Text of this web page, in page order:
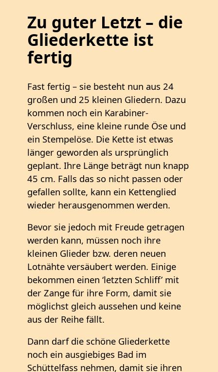
Zu guter Letzt – die
Gliederkette ist
fertig
Fast fertig – sie besteht nun aus 24
großen und 25 kleinen Gliedern. Dazu
kommen noch ein Karabiner-
Verschluss, eine kleine runde Öse und
ein Stempelöse. Die Kette ist etwas
länger geworden als ursprünglich
geplant. Ihre Länge beträgt nun knapp
45 cm. Falls das so nicht passen oder
gefallen sollte, kann ein Kettenglied
wieder herausgenommen werden.
Bevor sie jedoch mit Freude getragen
werden kann, müssen noch ihre
kleinen Glieder bzw. deren neuen
Lotnähte versäubert werden. Einige
bekommen einen ‘letzten Schliff’ mit
der Zange für ihre Form, damit sie
möglichst gleich aussehen und keine
aus der Reihe fällt.
Dann darf die schöne Gliederkette
noch ein ausgiebiges Bad im
Schüttelfass nehmen, damit sie ihren